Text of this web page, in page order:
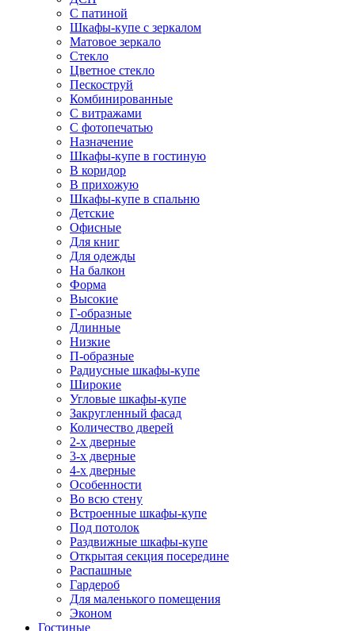
С патиной
Шкафы-купе с зеркалом
Матовое зеркало
Стекло
Цветное стекло
Пескоструй
Комбинированные
С витражами
С фотопечатью
Назначение
Шкафы-купе в гостиную
В коридор
В прихожую
Шкафы-купе в спальню
Детские
Офисные
Для книг
Для одежды
На балкон
Форма
Высокие
Г-образные
Длинные
Низкие
П-образные
Радиусные шкафы-купе
Широкие
Угловые шкафы-купе
Закругленный фасад
Количество дверей
2-х дверные
3-х дверные
4-х дверные
Особенности
Во всю стену
Встроенные шкафы-купе
Под потолок
Раздвижные шкафы-купе
Открытая секция посередине
Распашные
Гардероб
Для маленького помещения
Эконом
Гостиные